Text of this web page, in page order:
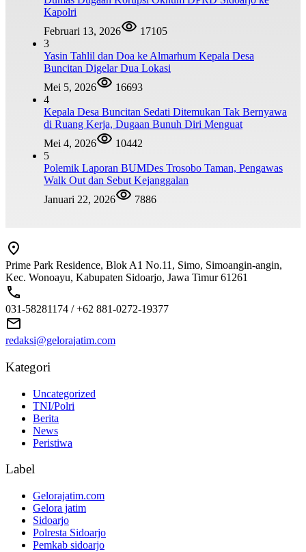
Kapolri
Februari 13, 2026
17105
3
Yasin Tahlil dan Doa ke Almarhum Kepala Desa
Buncitan Digelar Dua Lokasi
Mei 5, 2026
16693
4
Kepala Desa Buncitan Sedati Ditemukan Tak Bernyawa
di Ruang Kerja, Dugaan Bunuh Diri Menguat
Mei 4, 2026
10442
5
Polemik Laporan BUMDes Trosobo Taman, Pengawas
Walk Out dan Sebut Kejanggalan
Januari 22, 2026
7886
Prime Park Residence, Blok A1 No.11, Simo, Simoangin-angin,
Kec. Wonoayu, Kabupaten Sidoarjo, Jawa Timur 61261
031-58281174 / +62 881-0272-19377
redaksi@gelorajatim.com
Kategori
Uncategorized
TNI/Polri
Berita
News
Peristiwa
Label
Gelorajatim.com
Gelora jatim
Sidoarjo
Polresta Sidoarjo
Pemkab sidoarjo